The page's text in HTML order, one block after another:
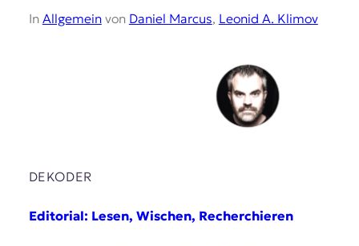
In Allgemeinvon Daniel Marcus, Leonid A. Klimov
DEKODER
Editorial: Lesen, Wischen, Recherchieren